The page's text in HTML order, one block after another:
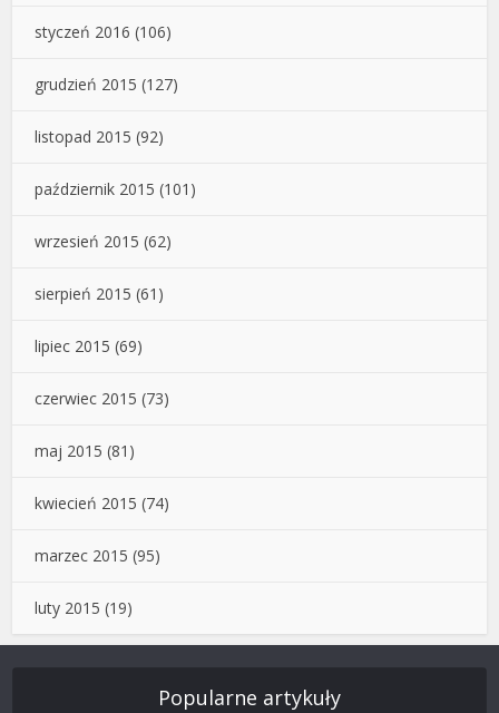
styczeń 2016 (106)
grudzień 2015 (127)
listopad 2015 (92)
październik 2015 (101)
wrzesień 2015 (62)
sierpień 2015 (61)
lipiec 2015 (69)
czerwiec 2015 (73)
maj 2015 (81)
kwiecień 2015 (74)
marzec 2015 (95)
luty 2015 (19)
Popularne artykuły